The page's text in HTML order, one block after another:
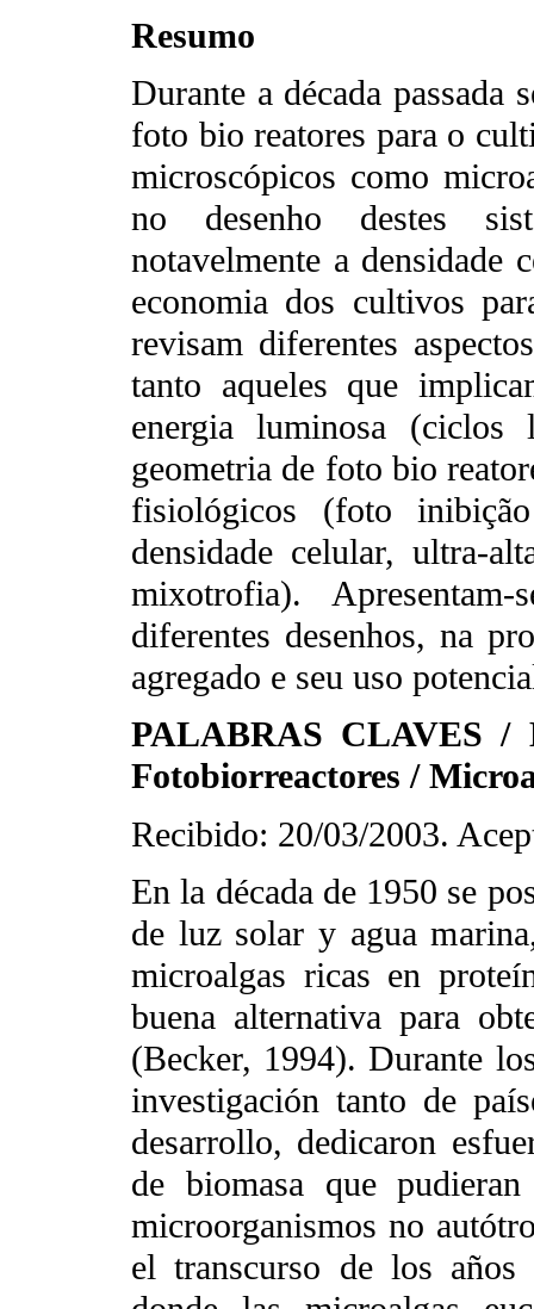
Resumo
Durante a década passada
foto bio reatores para o
microscópicos como
no desenho destes
notavelmente a densidade
economia dos cultivos
revisam diferentes
tanto aqueles que
energia luminosa
geometria de foto bio
fisiológicos (foto
densidade celular, ultra-
mixotrofia).
diferentes desenhos, na
agregado e seu uso
PALABRAS CLAVES /
Fotobiorreactores /
Recibido: 20/03/2003.
En la década de 1950 se
de luz solar y agua
microalgas ricas en
buena alternativa para
(Becker, 1994). Durante
investigación tanto de
desarrollo, dedicaron
de biomasa que
microorganismos no
el transcurso de los